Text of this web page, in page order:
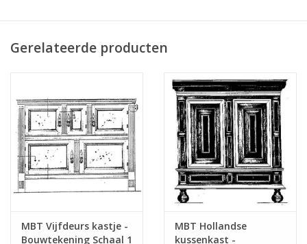
Auteur
Lakerveld (R.C.)
Kwaliteit
Moeilijkheidsgraad
Schaal
Aantal bladen A00
0
Aantal bladen A0
0
Gerelateerde producten
MBT Vijfdeurs kastje -
Bouwtekening Schaal 1
MBT Hollandse
kussenkast -